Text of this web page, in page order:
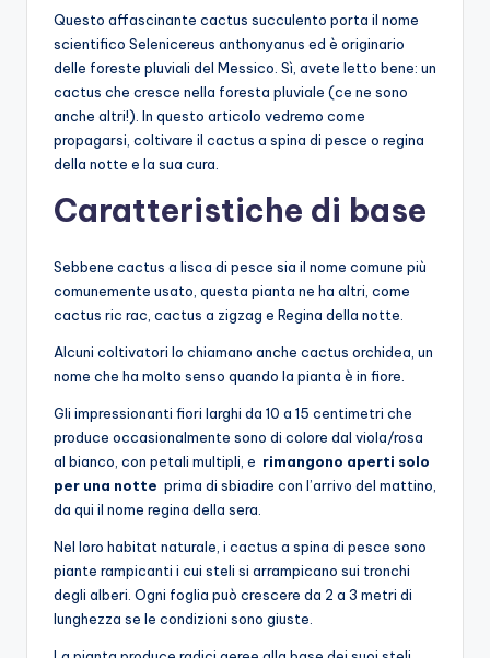
Questo affascinante cactus succulento porta il nome
scientifico Selenicereus anthonyanus ed è originario
delle foreste pluviali del Messico. Sì, avete letto bene: un
cactus che cresce nella foresta pluviale (ce ne sono
anche altri!). In questo articolo vedremo come
propagarsi, coltivare il cactus a spina di pesce o regina
della notte e la sua cura.
Caratteristiche di base
Sebbene cactus a lisca di pesce sia il nome comune più
comunemente usato, questa pianta ne ha altri, come
cactus ric rac, cactus a zigzag e Regina della notte.
Alcuni coltivatori lo chiamano anche cactus orchidea, un
nome che ha molto senso quando la pianta è in fiore.
Gli impressionanti fiori larghi da 10 a 15 centimetri che
produce occasionalmente sono di colore dal viola/rosa
al bianco, con petali multipli, e rimangono aperti solo
per una notte prima di sbiadire con l’arrivo del mattino,
da qui il nome regina della sera.
Nel loro habitat naturale, i cactus a spina di pesce sono
piante rampicanti i cui steli si arrampicano sui tronchi
degli alberi. Ogni foglia può crescere da 2 a 3 metri di
lunghezza se le condizioni sono giuste.